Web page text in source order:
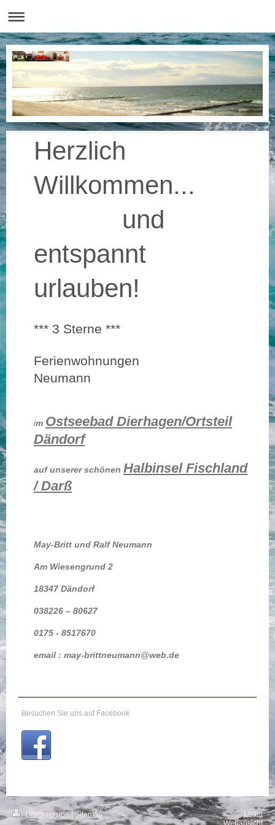
Herzlich
Willkommen...
und
entspannt
urlauben!
*** 3 Sterne ***
Ferienwohnungen
Neumann
im Ostseebad Dierhagen/Ortsteil
Dändorf
auf unserer schönen Halbinsel Fischland
/ Darß
May-Britt und Ralf Neumann
Am Wiesengrund 2
18347 Dändorf
038226 – 80627
0175 - 8517670
email : may-brittneumann@web.de
Besuchen Sie uns auf Facebook
Druckversion| Sitemap
Login